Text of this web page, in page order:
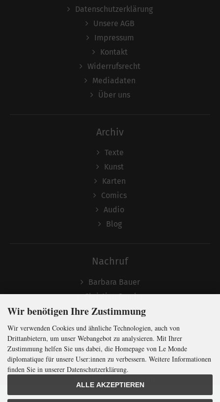
Datenschutzerklärung
Unsere AGB
Impressum
Kontakt
Widerrufsrecht
Mediadaten
Über uns
Archiv
Texte
Kunst
Karten
Comics
Audio
Blog
Nachruf
Barbara Bauer
Christian Semler
Folgen
Wir benötigen Ihre Zustimmung
Wir verwenden Cookies und ähnliche Technologien, auch von
Drittanbietern, um unser Webangebot zu analysieren. Mit Ihrer
Zustimmung helfen Sie uns dabei, die Homepage von Le Monde
diplomatique für unsere User:innen zu verbessern. Weitere Informationen
finden Sie in unserer Datenschutzerklärung.
ALLE AKZEPTIEREN